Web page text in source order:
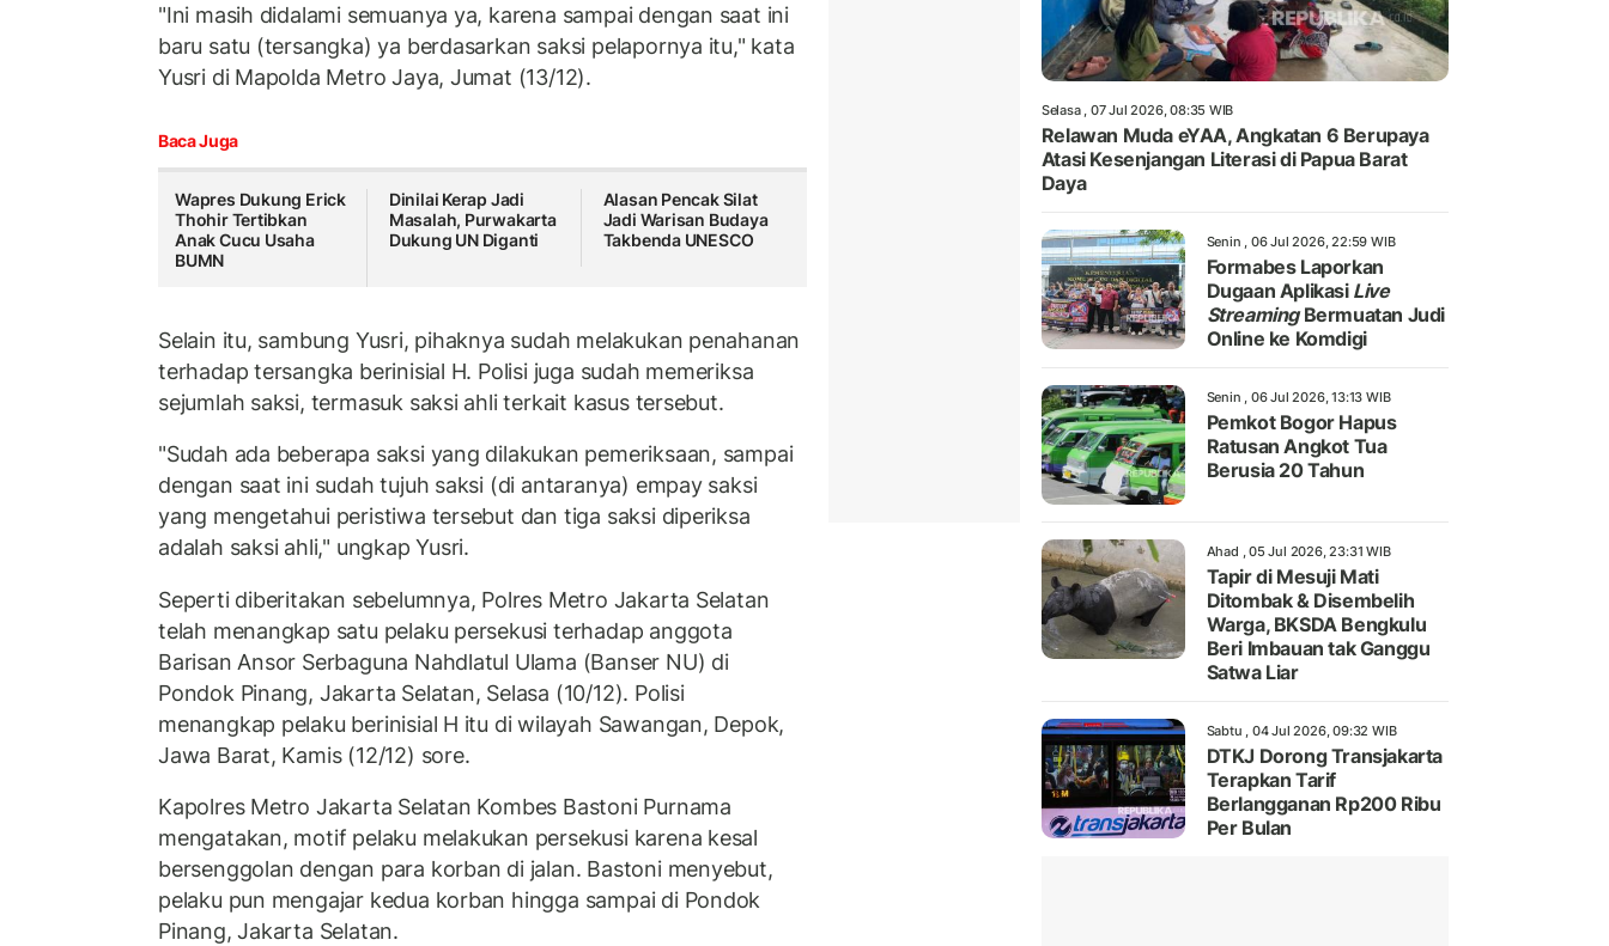
"Ini masih didalami semuanya ya, karena sampai dengan saat ini
baru satu (tersangka) ya berdasarkan saksi pelapornya itu," kata
Yusri di Mapolda Metro Jaya, Jumat (13/12).
Baca Juga
Wapres Dukung Erick
Thohir Tertibkan
Anak Cucu Usaha
BUMN
Dinilai Kerap Jadi
Masalah, Purwakarta
Dukung UN Diganti
Alasan Pencak Silat
Jadi Warisan Budaya
Takbenda UNESCO
Selain itu, sambung Yusri, pihaknya sudah melakukan penahanan
terhadap tersangka berinisial H. Polisi juga sudah memeriksa
sejumlah saksi, termasuk saksi ahli terkait kasus tersebut.
"Sudah ada beberapa saksi yang dilakukan pemeriksaan, sampai
dengan saat ini sudah tujuh saksi (di antaranya) empay saksi
yang mengetahui peristiwa tersebut dan tiga saksi diperiksa
adalah saksi ahli," ungkap Yusri.
Seperti diberitakan sebelumnya, Polres Metro Jakarta Selatan
telah menangkap satu pelaku persekusi terhadap anggota
Barisan Ansor Serbaguna Nahdlatul Ulama (Banser NU) di
Pondok Pinang, Jakarta Selatan, Selasa (10/12). Polisi
menangkap pelaku berinisial H itu di wilayah Sawangan, Depok,
Jawa Barat, Kamis (12/12) sore.
Kapolres Metro Jakarta Selatan Kombes Bastoni Purnama
mengatakan, motif pelaku melakukan persekusi karena kesal
bersenggolan dengan para korban di jalan. Bastoni menyebut,
pelaku pun mengajar kedua korban hingga sampai di Pondok
Pinang, Jakarta Selatan.
Selasa , 07 Jul 2026, 08:35 WIB
Relawan Muda eYAA, Angkatan 6 Berupaya
Atasi Kesenjangan Literasi di Papua Barat
Daya
Senin , 06 Jul 2026, 22:59 WIB
Formabes Laporkan
Dugaan Aplikasi Live
StreamingBermuatan Judi
Online ke Komdigi
Senin , 06 Jul 2026, 13:13 WIB
Pemkot Bogor Hapus
Ratusan Angkot Tua
Berusia 20 Tahun
Ahad , 05 Jul 2026, 23:31 WIB
Tapir di Mesuji Mati
Ditombak & Disembelih
Warga, BKSDA Bengkulu
Beri Imbauan tak Ganggu
Satwa Liar
Sabtu , 04 Jul 2026, 09:32 WIB
DTKJ Dorong Transjakarta
Terapkan Tarif
Berlangganan Rp200 Ribu
Per Bulan